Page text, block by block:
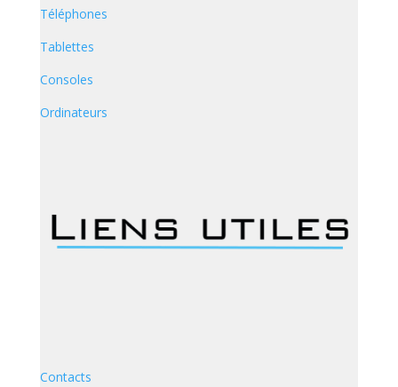
Téléphones
Tablettes
Consoles
Ordinateurs
Contacts